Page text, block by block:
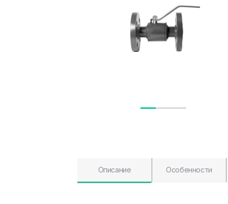
Описание Особенности